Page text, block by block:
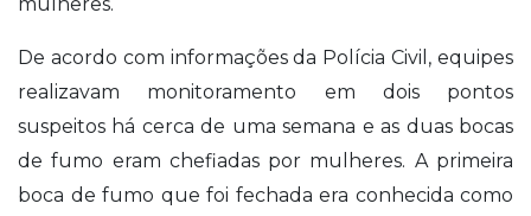
De acordo com informações da Polícia Civil, equipes
realizavam monitoramento em dois pontos
suspeitos há cerca de uma semana e as duas bocas
de fumo eram chefiadas por mulheres. A primeira
boca de fumo que foi fechada era conhecida como